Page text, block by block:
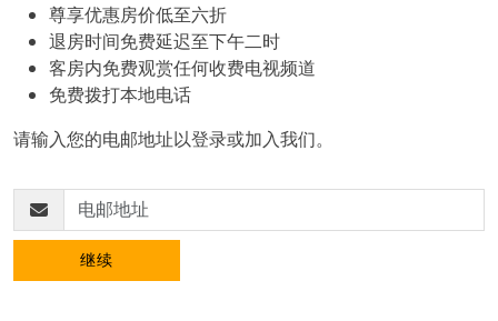
尊享优惠房价低至六折
退房时间免费延迟至下午二时
客房内免费观赏任何收费电视频道
免费拨打本地电话
请输入您的电邮地址以登录或加入我们。
继续